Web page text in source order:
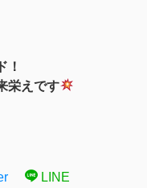
！
栄えです
LINE